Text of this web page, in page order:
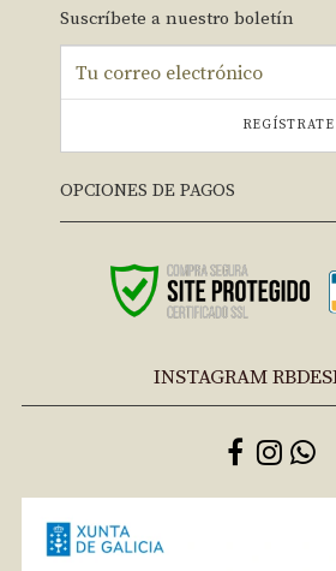
Suscríbete a nuestro boletín
REGÍSTRATE
OPCIONES DE PAGOS
INSTAGRAM